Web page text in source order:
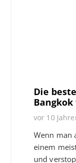
Die
vor 10
Wenn man
einem
und